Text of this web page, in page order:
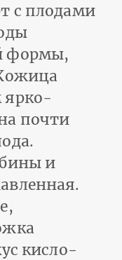
с плодами
формы,
ярко-
почти
и
кисло-